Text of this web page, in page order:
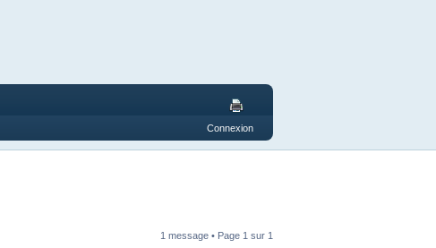
Connexion
1 message • Page 1 sur 1